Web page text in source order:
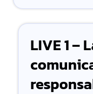
LIVE 1 –